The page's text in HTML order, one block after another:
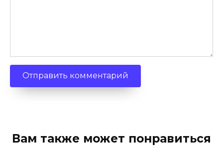
Вам также может понравиться